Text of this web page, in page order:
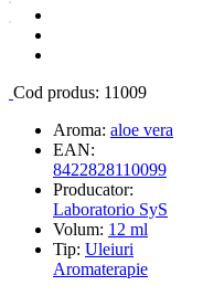
Cod produs: 11009
Aroma: aloe vera
EAN:
8422828110099
Producator:
Laboratorio SyS
Volum: 12 ml
Tip: Uleiuri
Aromaterapie